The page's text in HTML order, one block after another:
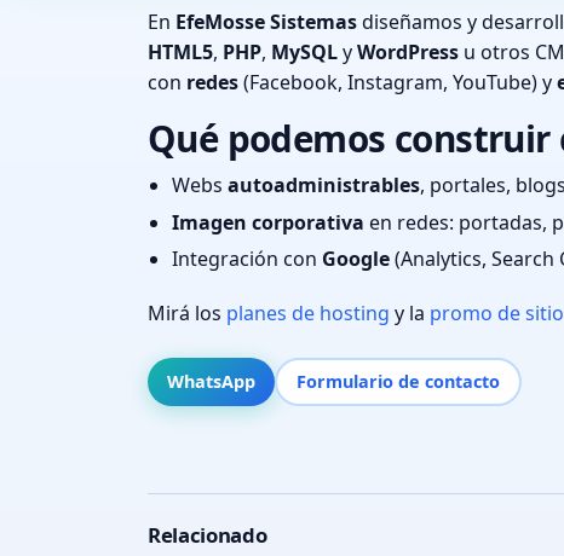
En EfeMosse Sistemasdiseñamos y
HTML5, PHP, MySQLyWordPress u otros
con redes(Facebook, Instagram, YouTube) y
Qué podemos construir
Webs autoadministrables, portales,
Imagen corporativa en redes: portadas,
Integración con Google(Analytics,
Mirá los planes de hosting y la promo de
WhatsApp Formulario de contacto
Relacionado